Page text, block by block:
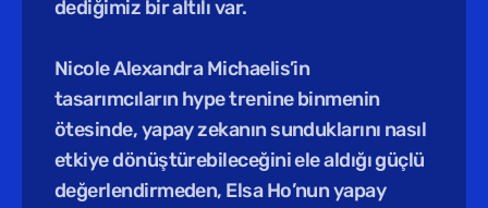
dediğimiz bir altılı var.
Nicole Alexandra Michaelis’in
tasarımcıların hype trenine binmenin
ötesinde, yapay zekanın sunduklarını nasıl
etkiye dönüştürebileceğini ele aldığı güçlü
değerlendirmeden, Elsa Ho’nun yapay